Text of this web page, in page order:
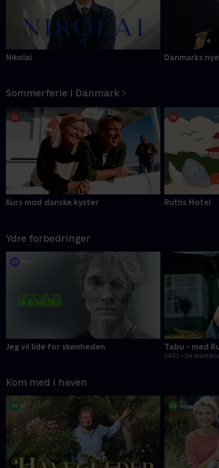
Nikolai Danmarks
Sommerferie i Danmark
Kurs mod danske kyster Ruths Hotel
Ydre forbedringer
Jeg vil lide for skønheden Tabu - med
S4:E1 • De
Kom med i haven